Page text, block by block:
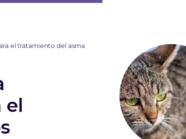
el tratamiento del asma
el